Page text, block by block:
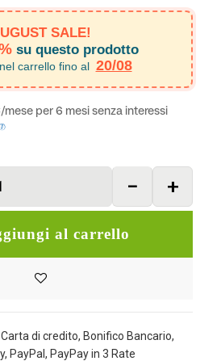
SALE!
su questo prodotto
carrello fino al 20/08
/mese per 6 mesi senza interessi
al carrello
di credito, Bonifico Bancario,
PayPal, PayPay in 3 Rate